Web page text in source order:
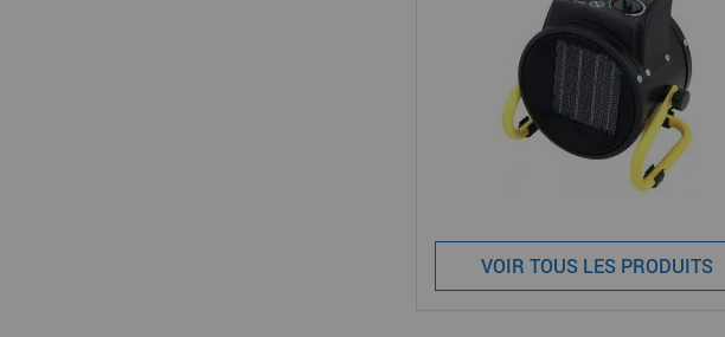
VOIR TOUS LES PRODUITS